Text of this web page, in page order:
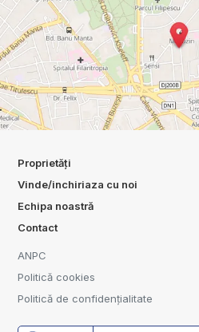
Proprietăți
Vinde/inchiriaza cu noi
Echipa noastră
Contact
ANPC
Politică cookies
Politică de confidențialitate